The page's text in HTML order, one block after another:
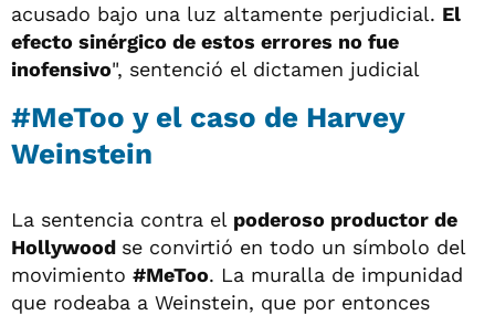
acusado bajo una luz altamente perjudicial. El
efecto sinérgico de estos errores no fue
inofensivo", sentenció el dictamen judicial
#MeToo y el caso de Harvey
Weinstein
La sentencia contra el poderoso productor de
Hollywood se convirtió en todo un símbolo del
movimiento #MeToo. La muralla de impunidad
que rodeaba a Weinstein, que por entonces